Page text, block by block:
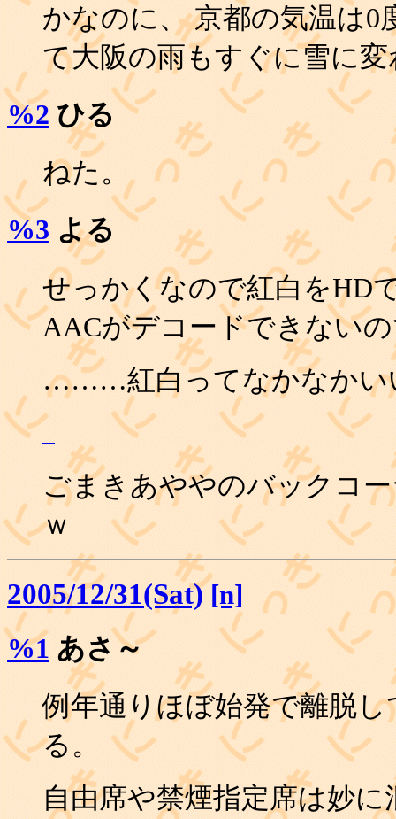
かなのに、 京都の気温は0
て大阪の雨もすぐに雪に
%2 ひる
ねた。
%3 よる
せっかくなので紅白をHD
AACがデコードできない
………紅白ってなかなかい
ごまきあややのバックコ
ｗ
2005/12/31(Sat) [n]
%1 あさ～
例年通りほぼ始発で離脱
る。
自由席や禁煙指定席は妙